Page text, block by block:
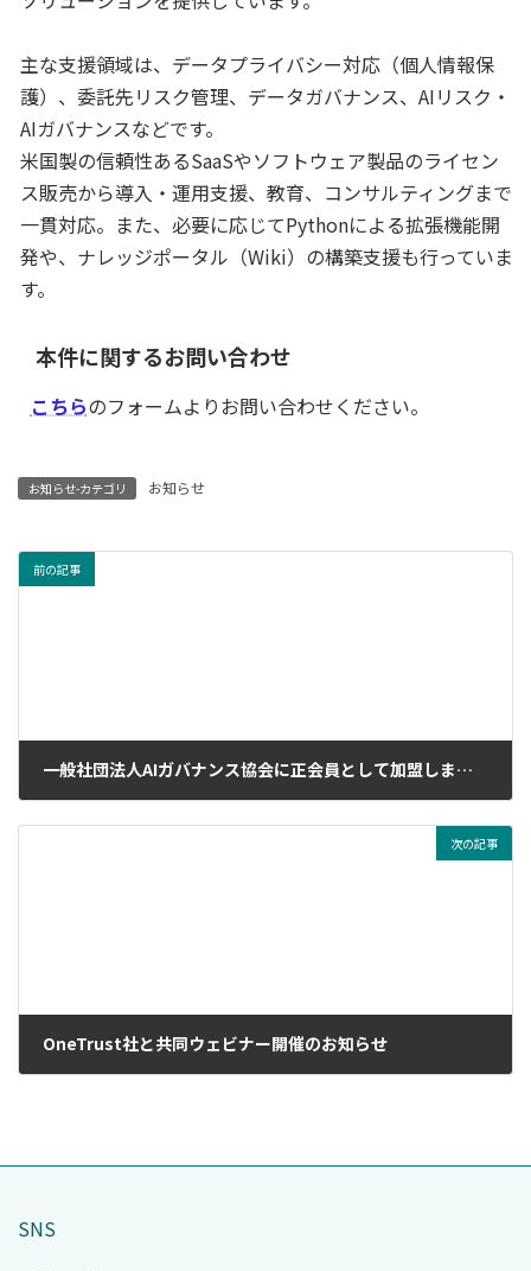
主な支援領域は、データプライバシー対応（個人情報保
護）、委託先リスク管理、データガバナンス、AIリスク・
AIガバナンスなどです。
米国製の信頼性あるSaaSやソフトウェア製品のライセン
ス販売から導入・運用支援、教育、コンサルティングまで
一貫対応。また、必要に応じてPythonによる拡張機能開
発や、ナレッジポータル（Wiki）の構築支援も行っていま
す。
本件に関するお問い合わせ
こちらのフォームよりお問い合わせください。
お知らせ-カテゴリ お知らせ
前の記事
一般社団法人AIガバナンス協会に正会員として加盟しました。
次の記事
OneTrust社と共同ウェビナー開催のお知らせ
SNS